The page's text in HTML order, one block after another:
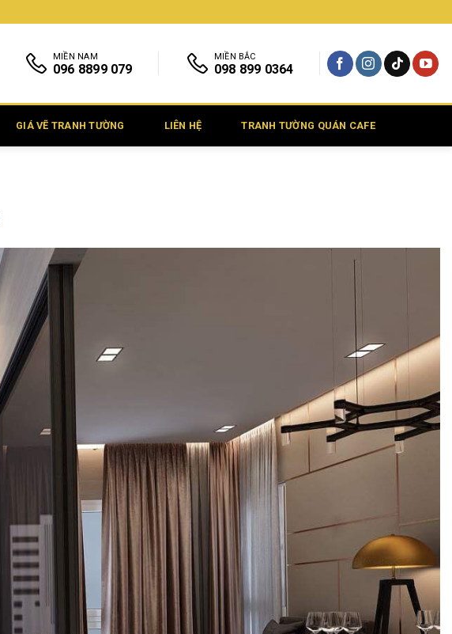
MIỀN NAM
096 8899 079
MIỀN BẮC
098 899 0364
GIÁ VẼ TRANH TƯỜNG LIÊN HỆ TRANH TƯỜNG QUÁN CAFE